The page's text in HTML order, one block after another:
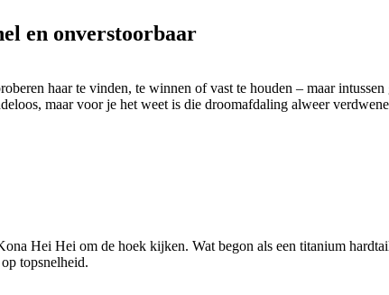
en onverstoorbaar
haar te vinden, te winnen of vast te houden – maar
maar voor je het weet is die droomafdaling alweer
Hei Hei om de hoek kijken. Wat begon als een titanium
topsnelheid.